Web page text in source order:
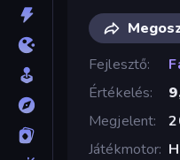
Fejlesztő
Értékelés
Megjelent
Játékmotor